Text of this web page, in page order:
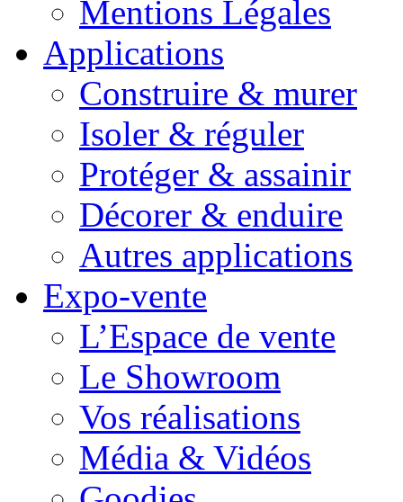
Mentions Légales
Applications
Construire & murer
Isoler & réguler
Protéger & assainir
Décorer & enduire
Autres applications
Expo-vente
L’Espace de vente
Le Showroom
Vos réalisations
Média & Vidéos